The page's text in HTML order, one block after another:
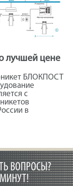
лучшей цене
БЛОКПОСТ
с
в
ВОПРОСЫ?